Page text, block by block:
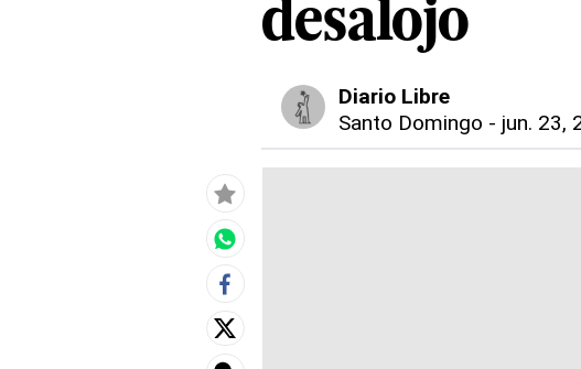
desalojo
Diario Libre
Santo Domingo - jun. 23,